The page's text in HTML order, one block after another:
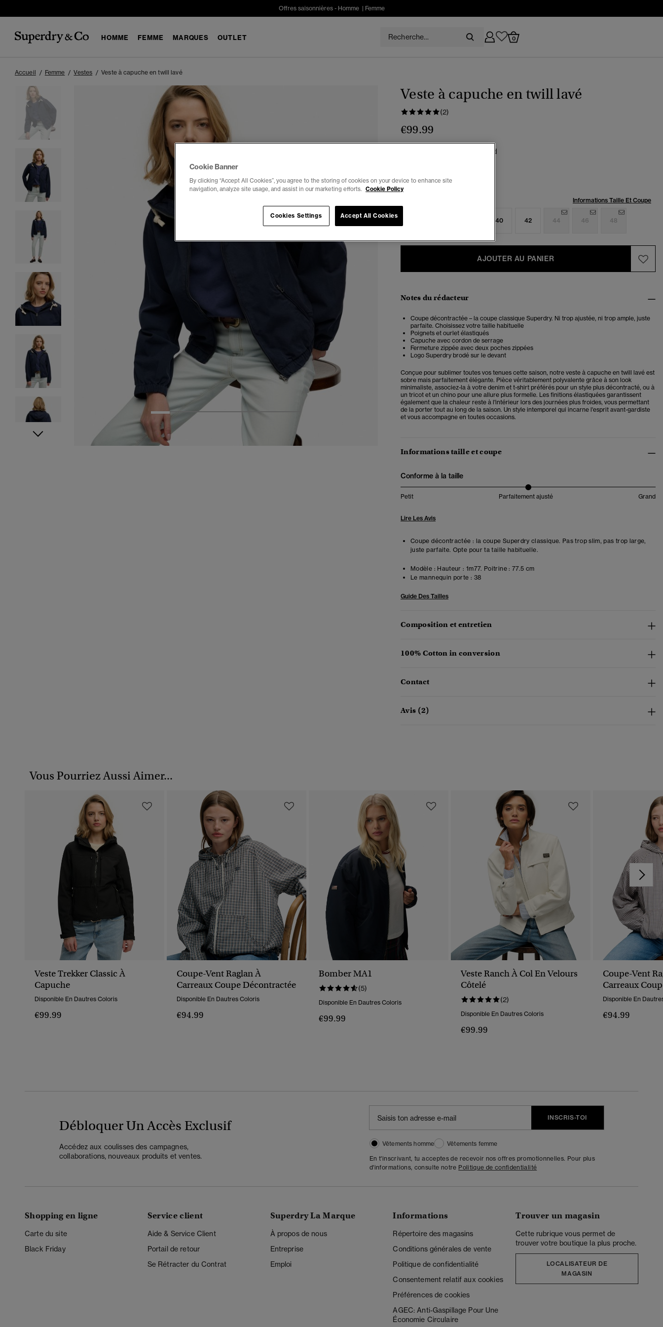
Offres saisonnières - Homme| Femme
HOMME FEMME MARQUES OUTLET 0
Accueil Femme Vestes Veste à capuche en twill lavé
1
Veste à capuche en twill lavé
(2)
€99.99
bleu marine profond
Informations Taille Et Coupe
40 42 44 46 48
AJOUTER AU PANIER
Notes du rédacteur
Coupe décontractée – la coupe classique Superdry. Ni trop ajustée, ni trop ample, juste
parfaite. Choisissez votre taille habituelle
Poignets et ourlet élastiqués
Capuche avec cordon de serrage
Fermeture zippée avec deux poches zippées
Logo Superdry brodé sur le devant
Conçue pour sublimer toutes vos tenues cette saison, notre veste à capuche en twill lavé est
sobre mais parfaitement élégante. Pièce véritablement polyvalente grâce à son look
minimaliste, associez-la à votre denim et t-shirt préférés pour un style plus décontracté, ou à
un tricot et un chino pour une allure plus formelle. Les finitions élastiquées garantissent
également que la chaleur reste à l'intérieur lors des journées plus froides, vous permettant
de la porter tout au long de la saison. Un style intemporel qui incarne l'esprit avant-gardiste
et vous accompagne en toutes occasions.
Informations taille et coupe
Conforme à la taille
Petit Parfaitement ajusté Grand
Lire Les Avis
Coupe décontractée : la coupe Superdry classique. Pas trop slim, pas trop large,
juste parfaite. Opte pour ta taille habituelle.
Modèle : Hauteur : 1m77. Poitrine : 77.5 cm
Le mannequin porte : 38
Guide Des Tailles
Composition et entretien
100% Cotton in conversion
Contact
Avis (2)
Vous Pourriez Aussi Aimer...
Veste Trekker Classic À
Capuche
Disponible En Dautres Coloris
€99.99
Coupe-Vent Raglan À
Carreaux Coupe Décontractée
Disponible En Dautres Coloris
€94.99
Bomber MA1
(5)
Disponible En Dautres Coloris
€99.99
Veste Ranch À Col En Velours
Côtelé
(2)
Disponible En Dautres Coloris
€99.99
Coupe-Vent
Carreaux
Disponible En
€94.99
Débloquer Un Accès Exclusif
Accédez aux coulisses des campagnes,
collaborations, nouveaux produits et ventes.
INSCRIS-TOI
Vêtements homme
Vêtements femme
En t'inscrivant, tu acceptes de recevoir nos offres promotionnelles. Pour plus
d'informations, consulte notre Politique de confidentialité
Shopping en ligne
Carte du site
Black Friday
Service client
Aide & Service Client
Portail de retour
Se Rétracter du Contrat
Superdry La Marque
À propos de nous
Entreprise
Emploi
Informations
Répertoire des magasins
Conditions générales de vente
Politique de confidentialité
Consentement relatif aux cookies
Préférences de cookies
AGEC: Anti-Gaspillage Pour Une
Économie Circulaire
Trouver un magasin
Cette rubrique vous permet de
trouver votre boutique la plus proche.
LOCALISATEUR DE
MAGASIN
Cookie Banner
By clicking “Accept All Cookies”, you agree to the storing of cookies on your device to enhance site
navigation, analyze site usage, and assist in our marketing efforts. Cookie Policy
Cookies Settings Accept All Cookies